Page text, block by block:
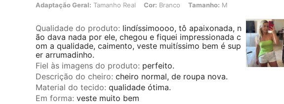
Adaptação Geral: Tamanho Real, Cor: Branco, Tamanho: M
Adaptação Geral: Tamanho Real Cor: Branco Tamanho: M
Qualidade do produto: lindíssimoooo, tô apaixonada, n
ão dava nada por ele, chegou e fiquei impressionada c
om a qualidade, caimento, veste muitíssimo bem é sup
er arrumadinho.
Fiel às imagens do produto: perfeito.
Descrição do cheiro: cheiro normal, de roupa nova.
Material do tecido: qualidade ótima.
Em forma: veste muito bem